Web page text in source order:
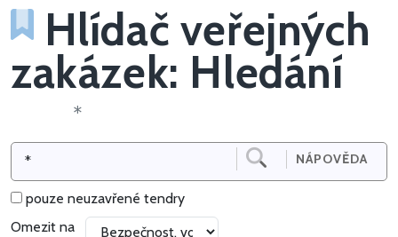
Hlídač veřejných
zakázek: Hledání
*
NÁPOVĚDA
pouze neuzavřené tendry
Omezit na